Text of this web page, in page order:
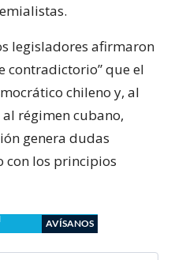
legisladores afirmaron
contradictorio” que el
chileno y, al
régimen cubano,
genera dudas
con los principios
AVÍSANOS